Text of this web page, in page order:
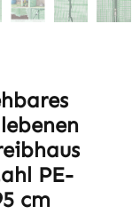
PE-
cm